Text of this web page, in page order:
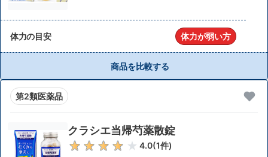
体力の目安 体力が弱い方
商品を比較する
第2類医薬品
クラシエ当帰芍薬散錠
4.0(1件)